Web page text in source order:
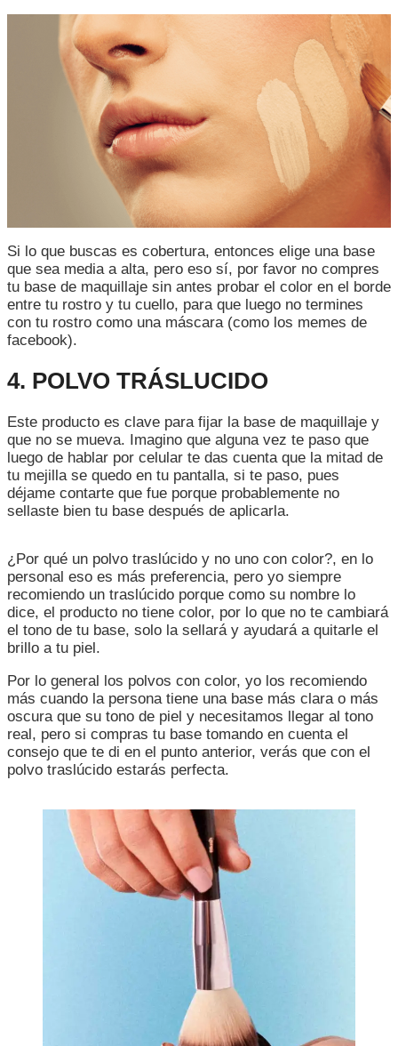
Si lo que buscas es cobertura, entonces elige una base
que sea media a alta, pero eso sí, por favor no compres
tu base de maquillaje sin antes probar el color en el borde
entre tu rostro y tu cuello, para que luego no termines
con tu rostro como una máscara (como los memes de
facebook).
4. POLVO TRÁSLUCIDO
Este producto es clave para fijar la base de maquillaje y
que no se mueva. Imagino que alguna vez te paso que
luego de hablar por celular te das cuenta que la mitad de
tu mejilla se quedo en tu pantalla, si te paso, pues
déjame contarte que fue porque probablemente no
sellaste bien tu base después de aplicarla.
¿Por qué un polvo traslúcido y no uno con color?, en lo
personal eso es más preferencia, pero yo siempre
recomiendo un traslúcido porque como su nombre lo
dice, el producto no tiene color, por lo que no te cambiará
el tono de tu base, solo la sellará y ayudará a quitarle el
brillo a tu piel.
Por lo general los polvos con color, yo los recomiendo
más cuando la persona tiene una base más clara o más
oscura que su tono de piel y necesitamos llegar al tono
real, pero si compras tu base tomando en cuenta el
consejo que te di en el punto anterior, verás que con el
polvo traslúcido estarás perfecta.